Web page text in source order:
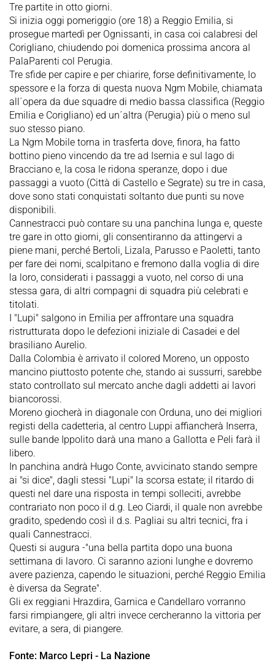
Tre partite in otto giorni.
Si inizia oggi pomeriggio (ore 18) a Reggio Emilia, si
prosegue martedì per Ognissanti, in casa coi calabresi del
Corigliano, chiudendo poi domenica prossima ancora al
PalaParenti col Perugia.
Tre sfide per capire e per chiarire, forse definitivamente, lo
spessore e la forza di questa nuova Ngm Mobile, chiamata
all´opera da due squadre di medio bassa classifica (Reggio
Emilia e Corigliano) ed un´altra (Perugia) più o meno sul
suo stesso piano.
La Ngm Mobile torna in trasferta dove, finora, ha fatto
bottino pieno vincendo da tre ad Isernia e sul lago di
Bracciano e, la cosa le ridona speranze, dopo i due
passaggi a vuoto (Città di Castello e Segrate) su tre in casa,
dove sono stati conquistati soltanto due punti su nove
disponibili.
Cannestracci può contare su una panchina lunga e, queste
tre gare in otto giorni, gli consentiranno da attingervi a
piene mani, perché Bertoli, Lizala, Parusso e Paoletti, tanto
per fare dei nomi, scalpitano e fremono dalla voglia di dire
la loro, considerati i passaggi a vuoto, nel corso di una
stessa gara, di altri compagni di squadra più celebrati e
titolati.
I "Lupi" salgono in Emilia per affrontare una squadra
ristrutturata dopo le defezioni iniziale di Casadei e del
brasiliano Aurelio.
Dalla Colombia è arrivato il colored Moreno, un opposto
mancino piuttosto potente che, stando ai sussurri, sarebbe
stato controllato sul mercato anche dagli addetti ai lavori
biancorossi.
Moreno giocherà in diagonale con Orduna, uno dei migliori
registi della cadetteria, al centro Luppi affiancherà Inserra,
sulle bande Ippolito darà una mano a Gallotta e Peli farà il
libero.
In panchina andrà Hugo Conte, avvicinato stando sempre
ai "si dice", dagli stessi "Lupi" la scorsa estate; il ritardo di
questi nel dare una risposta in tempi solleciti, avrebbe
contrariato non poco il d.g. Leo Ciardi, il quale non avrebbe
gradito, spedendo così il d.s. Pagliai su altri tecnici, fra i
quali Cannestracci.
Questi si augura -"una bella partita dopo una buona
settimana di lavoro. Ci saranno azioni lunghe e dovremo
avere pazienza, capendo le situazioni, perché Reggio Emilia
è diversa da Segrate".
Gli ex reggiani Hrazdira, Garnica e Candellaro vorranno
farsi rimpiangere, gli altri invece cercheranno la vittoria per
evitare, a sera, di piangere.
Fonte: Marco Lepri - La Nazione